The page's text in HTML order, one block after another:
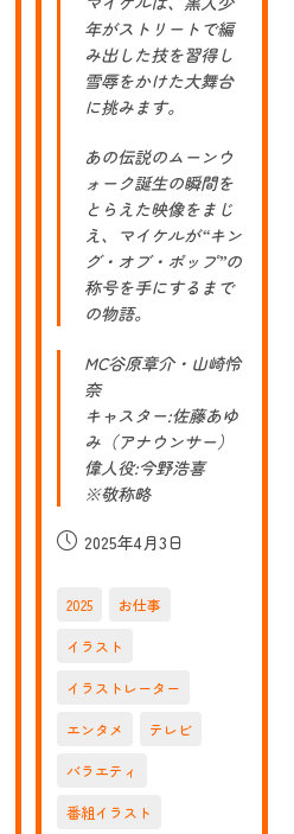
年がストリートで編
み出した技を習得し
雪辱をかけた大舞台
に挑みます。
あの伝説のムーンウ
ォーク誕生の瞬間を
とらえた映像をまじ
え、マイケルが“キン
グ・オブ・ポップ”の
称号を手にするまで
の物語。
MC谷原章介・山崎怜
奈
キャスター:佐藤あゆ
み（アナウンサー）
偉人役:今野浩喜
※敬称略
投
開
日:
2025年4月3日
2025 お仕事
イラスト
イラストレーター
エンタメ テレビ
バラエティ
番組イラスト